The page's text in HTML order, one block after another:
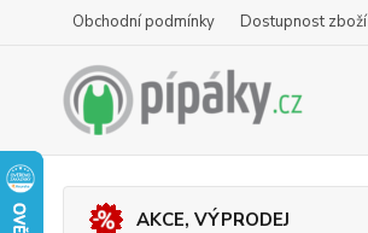
Obchodní podmínky Dostupnost zboží
AKCE, VÝPRODEJ